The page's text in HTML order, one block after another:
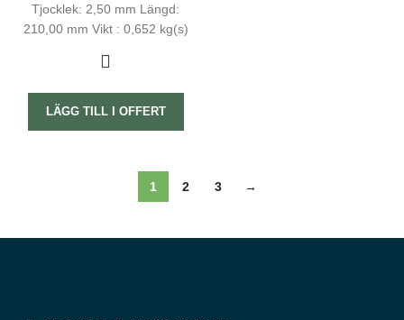
Tjocklek: 2,50 mm Längd:
210,00 mm Vikt : 0,652 kg(s)
LÄGG TILL I OFFERT
1 2 3 →